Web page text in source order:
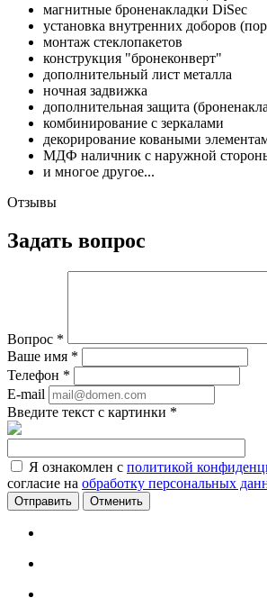
магнитные броненакладки DiSec
установка внутренних доборов
монтаж стеклопакетов
конструкция "бронеконверт"
дополнительный лист металла
ночная задвижка
дополнительная защита
комбинирование с зеркалами
декорирование коваными
МДФ наличник с наружной
и многое другое...
Отзывы
Задать вопрос
Вопрос *
Ваше имя *
Телефон *
E-mail
Введите текст с картинки *
Я ознакомлен с политикой
согласие на обработку персональных
Отменить